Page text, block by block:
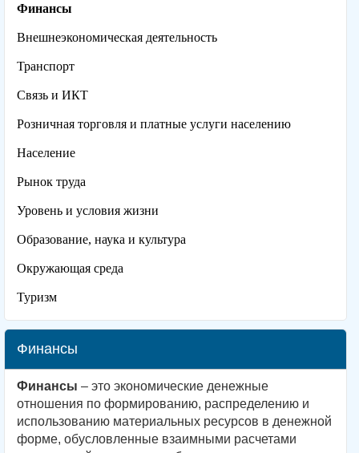
Финансы
Внешнеэкономическая деятельность
Транспорт
Связь и ИКТ
Розничная торговля и платные услуги населению
Население
Рынок труда
Уровень и условия жизни
Образование, наука и культура
Окружающая среда
Туризм
Финансы
Финансы – это экономические денежные
отношения по формированию, распределению и
использованию материальных ресурсов в денежной
форме, обусловленные взаимными расчетами